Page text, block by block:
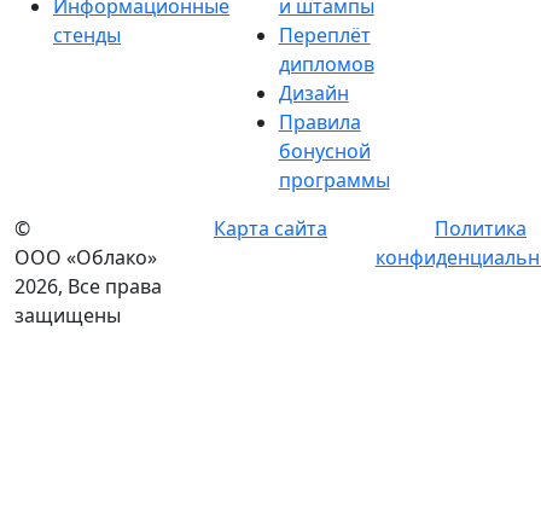
Информационные
стенды
и штампы
Переплёт
дипломов
Дизайн
Правила
бонусной
программы
©
ООО «Облако»
2026, Все права
защищены
Карта сайта
Политика